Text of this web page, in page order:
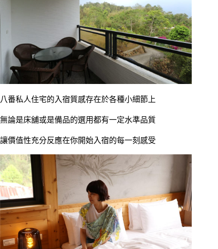
八番私人住宅的入宿質感存在於各種小細節上
無論是床舖或是備品的選用都有一定水準品質
讓價值性充分反應在你開始入宿的每一刻感受